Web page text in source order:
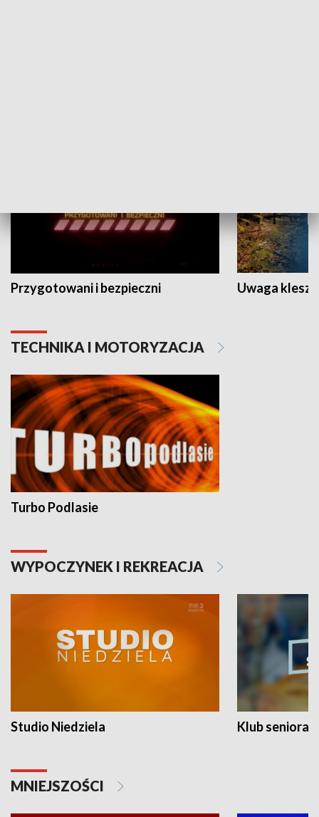
Przygotowani i bezpieczni Uwaga
TECHNIKA I MOTORYZACJA
Turbo Podlasie
WYPOCZYNEK I REKREACJA
Studio Niedziela Klub seniora
MNIEJSZOŚCI